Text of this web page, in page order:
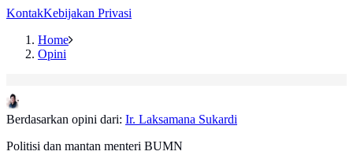
KontakKebijakan Privasi
Home
Opini
Berdasarkan opini dari: Ir. Laksamana Sukardi
Politisi dan mantan menteri BUMN